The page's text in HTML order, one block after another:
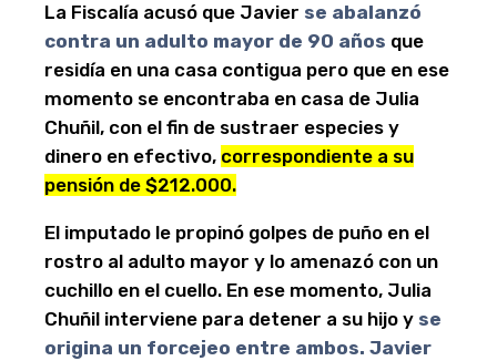
La Fiscalía acusó que Javier se abalanzó
contra un adulto mayor de 90 años que
residía en una casa contigua pero que en ese
momento se encontraba en casa de Julia
Chuñil, con el fin de sustraer especies y
dinero en efectivo, correspondiente a su
pensión de $212.000.
El imputado le propinó golpes de puño en el
rostro al adulto mayor y lo amenazó con un
cuchillo en el cuello. En ese momento, Julia
Chuñil interviene para detener a su hijo y se
origina un forcejeo entre ambos. Javier